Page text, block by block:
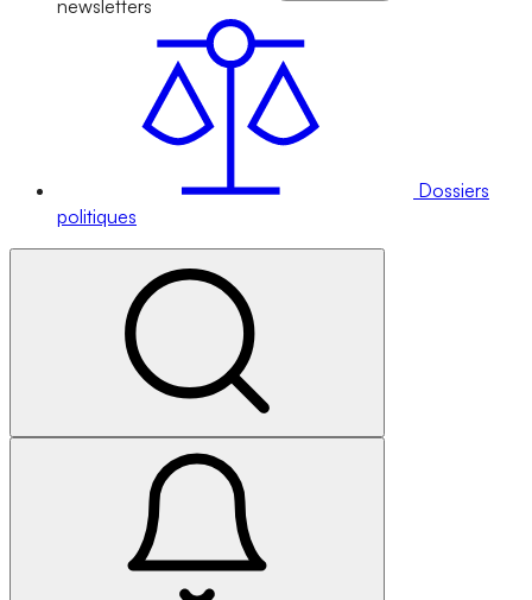
newsletters
Dossiers
politiques